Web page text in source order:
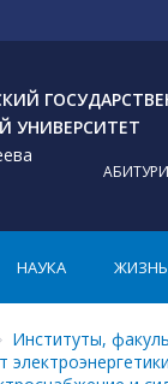
УНИВЕРСИТЕТ
НАУКА ЖИЗНЬ
Институты,